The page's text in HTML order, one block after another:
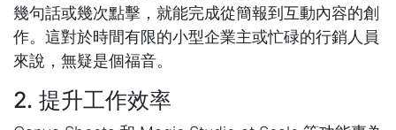
幾句話或幾次點擊，就能完成從簡報到互動內容的創
作。這對於時間有限的小型企業主或忙碌的行銷人員
來說，無疑是個福音。
2. 提升工作效率